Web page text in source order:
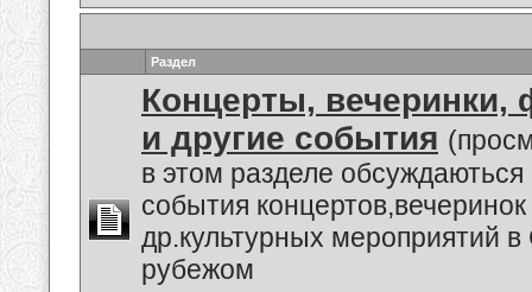
Раздел
Концерты, вечеринки,
и другие события
в этом разделе
события
др.культурных мероприятий
рубежом